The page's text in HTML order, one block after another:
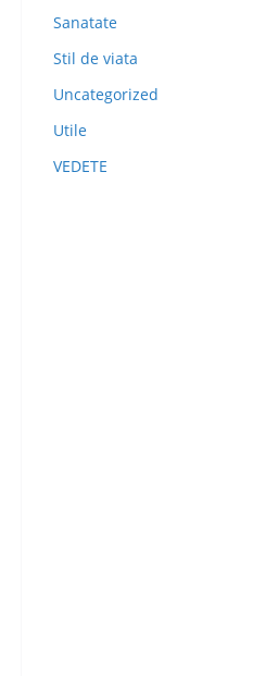
Sanatate
Stil de viata
Uncategorized
Utile
VEDETE